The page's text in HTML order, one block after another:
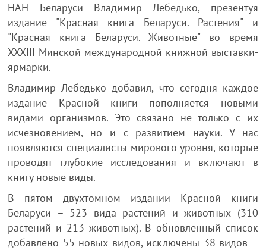
НАН Беларуси Владимир Лебедько, презентуя
издание "Красная книга Беларуси. Растения" и
"Красная книга Беларуси. Животные" во время
XXXIII Минской международной книжной выставки-
ярмарки.
Владимир Лебедько добавил, что сегодня каждое
издание Красной книги пополняется новыми
видами организмов. Это связано не только с их
исчезновением, но и с развитием науки. У нас
появляются специалисты мирового уровня, которые
проводят глубокие исследования и включают в
книгу новые виды.
В пятом двухтомном издании Красной книги
Беларуси – 523 вида растений и животных (310
растений и 213 животных). В обновленный список
добавлено 55 новых видов, исключены 38 видов –